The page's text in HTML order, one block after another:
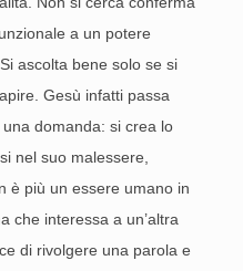
a un potere
ascolta bene solo se si
Gesù infatti passa
domanda: si crea lo
nel suo malessere,
è più un essere umano in
che interessa a un’altra
di rivolgere una parola e